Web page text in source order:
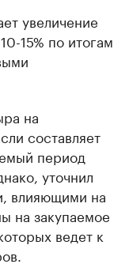
увеличение
15% по итогам
на
составляет
период
уточнил
влияющими на
на закупаемое
ведет к